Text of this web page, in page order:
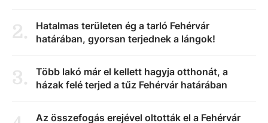
2.
Hatalmas területen ég a tarló Fehérvár
határában, gyorsan terjednek a lángok!
3.
Több lakó már el kellett hagyja otthonát, a
házak felé terjed a tűz Fehérvár határában
Az összefogás erejével oltották el a Fehérvár